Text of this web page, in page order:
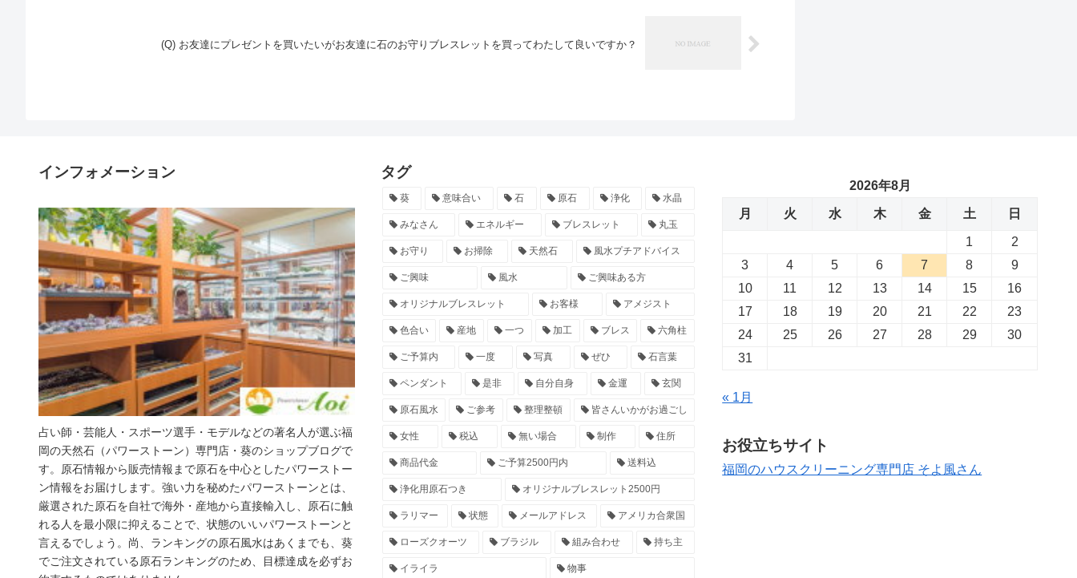
(Q) お友達にプレゼントを買いたいがお友達に石のお守りブレスレットを買ってわたして良いですか？
インフォメーション
占い師・芸能人・スポーツ選手・モデルなどの著名人が選ぶ福
岡の天然石（パワーストーン）専門店・葵のショップブログで
す。原石情報から販売情報まで原石を中心としたパワーストー
ン情報をお届けします。強い力を秘めたパワーストーンとは、
厳選された原石を自社で海外・産地から直接輸入し、原石に触
れる人を最小限に抑えることで、状態のいいパワーストーンと
言えるでしょう。尚、ランキングの原石風水はあくまでも、葵
でご注文されている原石ランキングのため、目標達成を必ずお
タグ
葵 意味合い 石 原石 浄化 水晶
みなさん エネルギー ブレスレット 丸玉
お守り お掃除 天然石 風水プチアドバイス
ご興味 風水 ご興味ある方
オリジナルブレスレット お客様 アメジスト
色合い 産地 一つ 加工 ブレス 六角柱
ご予算内 一度 写真 ぜひ 石言葉
ペンダント 是非 自分自身 金運 玄関
原石風水 ご参考 整理整頓 皆さんいかがお過ごし
女性 税込 無い場合 制作 住所
商品代金 ご予算2500円内 送料込
浄化用原石つき オリジナルブレスレット2500円
ラリマー 状態 メールアドレス アメリカ合衆国
ローズクオーツ ブラジル 組み合わせ 持ち主
イライラ 物事
2026年8月
月 火 水 木 金 土 日
1
2
3
4 5 6 7 8
9
10
11 12 13 14 15
16
17
18 19 20 21 22
23
24
25 26 27 28 29
30
31
« 1月
お役立ちサイト
福岡のハウスクリーニング専門店 そよ風さん